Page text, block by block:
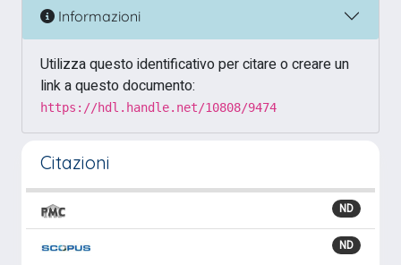
Informazioni
Utilizza questo identificativo per citare o creare un
link a questo documento:
https://hdl.handle.net/10808/9474
Citazioni
ND
ND